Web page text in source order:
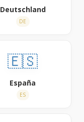
Deutschland
DE
🇪🇸
España
ES